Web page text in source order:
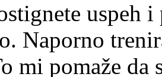
uspeh
Naporno
mi pomaže da